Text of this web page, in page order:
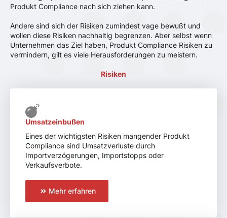
Produkt Compliance nach sich ziehen kann.
Andere sind sich der Risiken zumindest vage bewußt und
wollen diese Risiken nachhaltig begrenzen. Aber selbst wenn
Unternehmen das Ziel haben, Produkt Compliance Risiken zu
vermindern, gilt es viele Herausforderungen zu meistern.
Risiken
Umsatzeinbußen
Eines der wichtigsten Risiken mangender Produkt
Compliance sind Umsatzverluste durch
Importverzögerungen, Importstopps oder
Verkaufsverbote.
Mehr erfahren